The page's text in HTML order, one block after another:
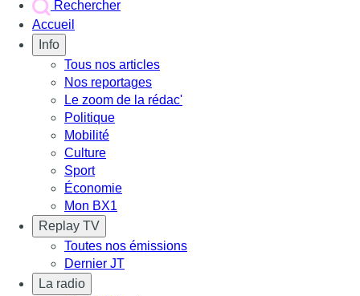
Rechercher
Accueil
Info
Tous nos articles
Nos reportages
Le zoom de la rédac'
Politique
Mobilité
Culture
Sport
Économie
Mon BX1
Replay TV
Toutes nos émissions
Dernier JT
La radio